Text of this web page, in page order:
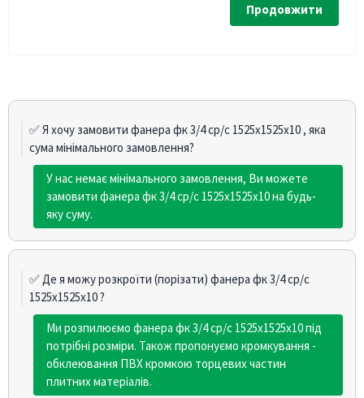
Продовжити
✅ Я хочу замовити фанера фк 3/4 ср/с 1525х1525х10 , яка
сума мінімального замовлення?
У нас немає мінімального замовлення, Ви можете
замовити фанера фк 3/4 ср/с 1525х1525х10 на будь-
яку суму.
✅ Де я можу розкроїти (порізати) фанера фк 3/4 ср/с
1525х1525х10 ?
Ми розпилюємо фанера фк 3/4 ср/с 1525х1525х10 під
потрібні розміри. Також пропонуємо кромкування -
обклеювання ПВХ кромкою торцевих частин
плитних матеріалів.